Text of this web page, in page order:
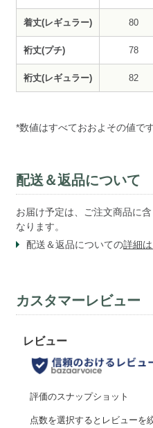
着丈(レギュラー) 80
裄丈(プチ) 78
裄丈(レギュラー) 82
*数値はすべておおよその値です
配送＆返品について
お届け予定は、ご注文商品に
なります。
配送＆返品についての詳細
カスタマーレビュー